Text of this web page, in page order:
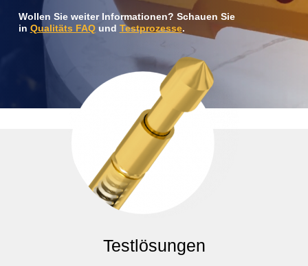
Wollen Sie weiter Informationen? Schauen Sie
in Qualitäts FAQund Testprozesse.
Testlösungen